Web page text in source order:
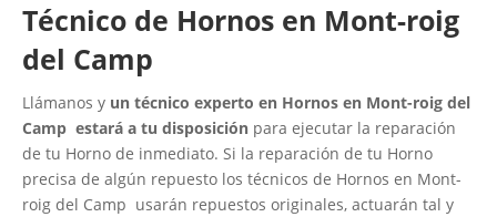
Técnico de Hornos en Mont-roig
del Camp
Llámanos y un técnico experto en Hornos en Mont-roig del
Camp estará a tu disposición para ejecutar la reparación
de tu Horno de inmediato. Si la reparación de tu Horno
precisa de algún repuesto los técnicos de Hornos en Mont-
roig del Camp usarán repuestos originales, actuarán tal y